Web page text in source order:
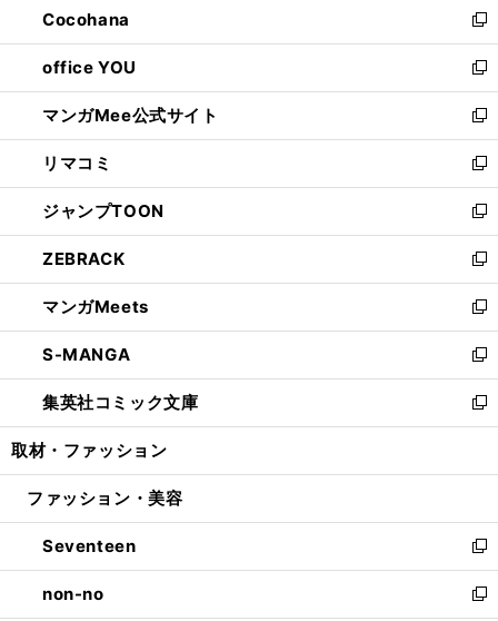
く
で
開
く
ド
ウ
で
開
く
い
ウ
ィ
ン
ド
ウ
で
開
く
Cocohana
新
し
い
ウ
ィ
ン
ド
ウ
で
開
く
office YOU
新
し
い
ウ
ィ
ン
ド
ウ
で
開
く
マンガMee公式サイト
新
し
い
ウ
ィ
ン
ド
ウ
で
開
く
リマコミ
新
し
い
ウ
ィ
ン
ド
ウ
で
開
く
ジャンプTOON
新
し
い
ウ
ィ
ン
ド
ウ
で
開
ZEBRACK
新
し
い
ウ
ィ
ン
ド
ウ
開
マンガMeets
新
し
い
ウ
ィ
ン
ウ
開
く
S-MANGA
新
し
い
ウ
ン
ウ
で
開
く
集英社コミック文庫
新
し
ウ
ン
ド
ウ
で
取材・ファッション
ファッション・美容
Seventeen
新
し
い
non-no
新